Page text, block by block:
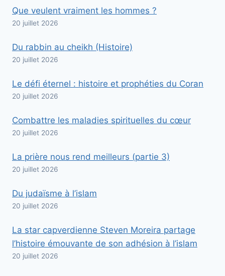
Que veulent vraiment les hommes ?
20 juillet 2026
Du rabbin au cheikh (Histoire)
20 juillet 2026
Le défi éternel : histoire et prophéties du Coran
20 juillet 2026
Combattre les maladies spirituelles du cœur
20 juillet 2026
La prière nous rend meilleurs (partie 3)
20 juillet 2026
Du judaïsme à l’islam
20 juillet 2026
La star capverdienne Steven Moreira partage
l’histoire émouvante de son adhésion à l’islam
20 juillet 2026